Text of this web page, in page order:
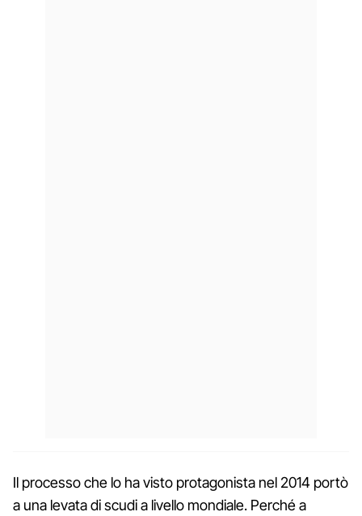
Il processo che lo ha visto protagonista nel 2014 portò
a una levata di scudi a livello mondiale. Perché a